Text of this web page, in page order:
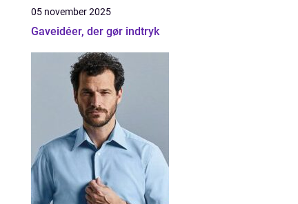
05 november 2025
Gaveidéer, der gør indtryk